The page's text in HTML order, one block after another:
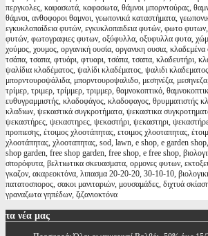
περγκολες, καφασωτά, καφασωτα, θάμνοι μπορντούρας,
θάμνοι, ανθοφοροι θαμνοι, γεωπονικά καταστήματα,
εγκυκλοπαίδεια φυτών, εγκυκλοπαιδεια φυτών, φωτο
φυτών, φωτογραφιες φυτων, οξύφυλλα, οξυφυλλα φυτα,
χούμος, χουμος, οργανική ουσία, οργανικη ουσια,
τσάπα, τσαπα, φτυάρι, φτυαρι, τσάπα, τσαπα, κλαδευτήρι,
ψαλίδια κλαδέματος, ψαλίδι κλαδέματος, ψαλιδι
μπορντουροψάλιδα, μπορντουροψαλιδο, μεσηνέζα,
τρίμερ, τριμερ, τρίμμερ, τριμμερ, θαμνοκοπτικό,
ευθυγραμμιστής, κλαδοφάγος, κλαδοφαγος, θρυμματιστής
κλαδιων, ψεκαστικά συγκροτήματα, ψεκαστικα
ψεκαστήρες, ψεκαστηρες, ψεκαστήρι, ψεκαστηρι,
προπιεσης, έτοιμος χλοοτάπητας, ετοιμος χλοοταπητας,
χλοοτάπητας, χλοοταπητας, sod, lawn, e shop, e garden
shop garden, free shop garden, free shop, e free shop,
σπορόφυτα, βελτιωτικα σκευασματα, ορμονες φυτων,
γκαζον, ακαρεοκτόνα, λιπασμα 20-20-20, 30-10-10,
πατατοσπορος, σακοι μανιταριών, μουσαμάδες, διχτυά
γραναζωτα γηπέδων, ζιζανιοκτόνα
τα νέα μας